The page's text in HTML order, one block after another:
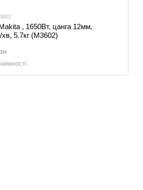
, 1650Вт, цанга 12мм,
5.7кг (M3602)